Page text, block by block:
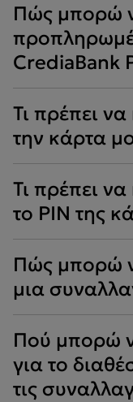
Πώς μπορώ
CrediaBank
Τι πρέπει
την κάρτα
Τι πρέπει
το PIN της
Πώς μπορώ
μια
Πού μπορώ
για το
τις